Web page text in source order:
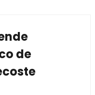
de